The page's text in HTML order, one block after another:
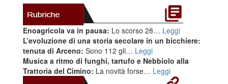
Enoagricola va in pausa: Lo scorso 28… Leggi
L’evoluzione di una storia secolare in un bicchiere:
tenuta di Arceno: Sono 112 gli… Leggi
Musica a ritmo di funghi, tartufo e Nebbiolo alla
Trattoria del Cimino: La novità forse… Leggi